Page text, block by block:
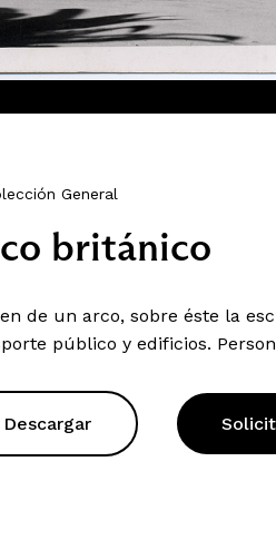
General
británico
de un arco, sobre éste la
público y edificios.
Descargar